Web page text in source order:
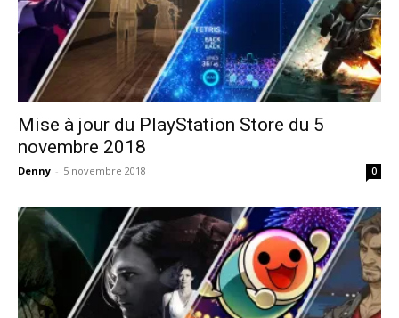
Mise à jour du PlayStation Store du 5
novembre 2018
Denny - 5 novembre 2018 0